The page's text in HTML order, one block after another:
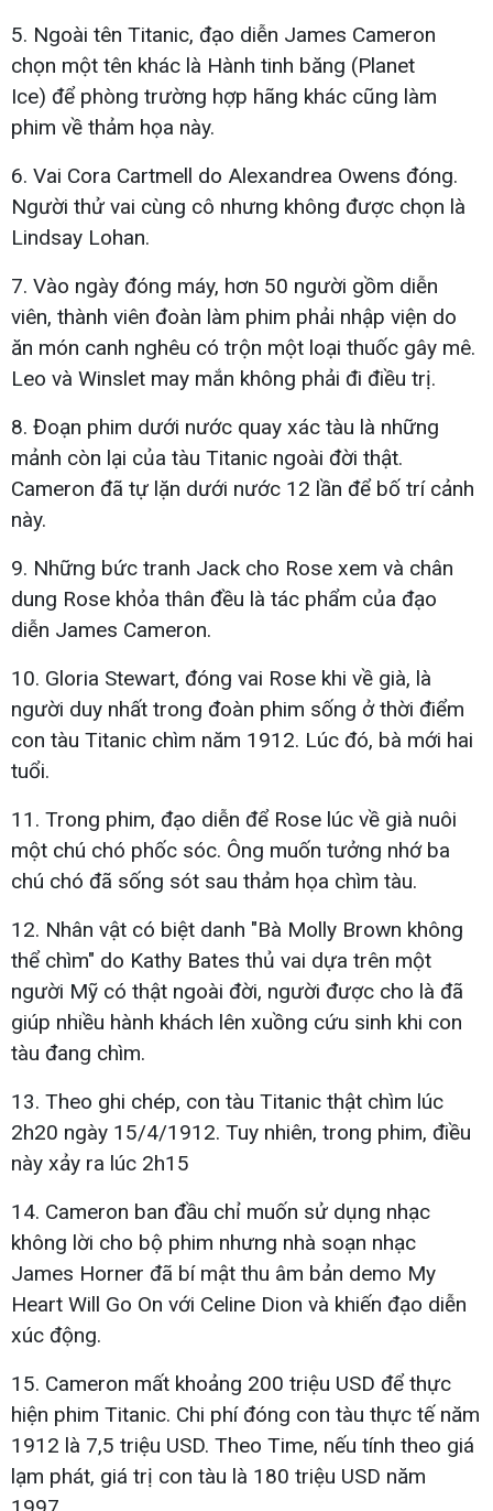
5. Ngoài tên Titanic, đạo diễn James Cameron
chọn một tên khác là Hành tinh băng (Planet
Ice) để phòng trường hợp hãng khác cũng làm
phim về thảm họa này.
6. Vai Cora Cartmell do Alexandrea Owens đóng.
Người thử vai cùng cô nhưng không được chọn là
Lindsay Lohan.
7. Vào ngày đóng máy, hơn 50 người gồm diễn
viên, thành viên đoàn làm phim phải nhập viện do
ăn món canh nghêu có trộn một loại thuốc gây mê.
Leo và Winslet may mắn không phải đi điều trị.
8. Đoạn phim dưới nước quay xác tàu là những
mảnh còn lại của tàu Titanic ngoài đời thật.
Cameron đã tự lặn dưới nước 12 lần để bố trí cảnh
này.
9. Những bức tranh Jack cho Rose xem và chân
dung Rose khỏa thân đều là tác phẩm của đạo
diễn James Cameron.
10. Gloria Stewart, đóng vai Rose khi về già, là
người duy nhất trong đoàn phim sống ở thời điểm
con tàu Titanic chìm năm 1912. Lúc đó, bà mới hai
tuổi.
11. Trong phim, đạo diễn để Rose lúc về già nuôi
một chú chó phốc sóc. Ông muốn tưởng nhớ ba
chú chó đã sống sót sau thảm họa chìm tàu.
12. Nhân vật có biệt danh "Bà Molly Brown không
thể chìm" do Kathy Bates thủ vai dựa trên một
người Mỹ có thật ngoài đời, người được cho là đã
giúp nhiều hành khách lên xuồng cứu sinh khi con
tàu đang chìm.
13. Theo ghi chép, con tàu Titanic thật chìm lúc
2h20 ngày 15/4/1912. Tuy nhiên, trong phim, điều
này xảy ra lúc 2h15
14. Cameron ban đầu chỉ muốn sử dụng nhạc
không lời cho bộ phim nhưng nhà soạn nhạc
James Horner đã bí mật thu âm bản demo My
Heart Will Go On với Celine Dion và khiến đạo diễn
xúc động.
15. Cameron mất khoảng 200 triệu USD để thực
hiện phim Titanic. Chi phí đóng con tàu thực tế năm
1912 là 7,5 triệu USD. Theo Time, nếu tính theo giá
lạm phát, giá trị con tàu là 180 triệu USD năm